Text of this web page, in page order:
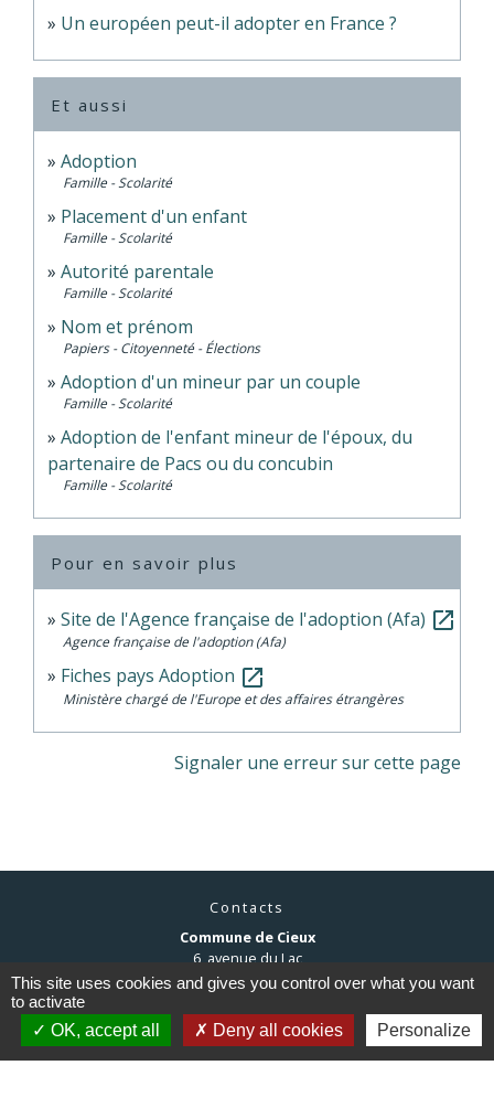
Un européen peut-il adopter en France ?
Et aussi
Adoption
Famille - Scolarité
Placement d'un enfant
Famille - Scolarité
Autorité parentale
Famille - Scolarité
Nom et prénom
Papiers - Citoyenneté - Élections
Adoption d'un mineur par un couple
Famille - Scolarité
Adoption de l'enfant mineur de l'époux, du
partenaire de Pacs ou du concubin
Famille - Scolarité
Pour en savoir plus
Site de l'Agence française de l'adoption (Afa) open_in_new
Agence française de l'adoption (Afa)
Fiches pays Adoption open_in_new
Ministère chargé de l'Europe et des affaires étrangères
Signaler une erreur sur cette page
Contacts
Commune de Cieux
6, avenue du Lac
87520 Cieux - FRANCE
Contact par formulaire
This site uses cookies and gives you control over what you want
to activate
OK, accept all
Deny all cookies Personalize